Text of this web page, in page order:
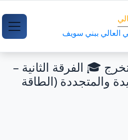
العالي ببني سويف
🎓 الفرقة الثانية –
والمتجددة (الطاقة